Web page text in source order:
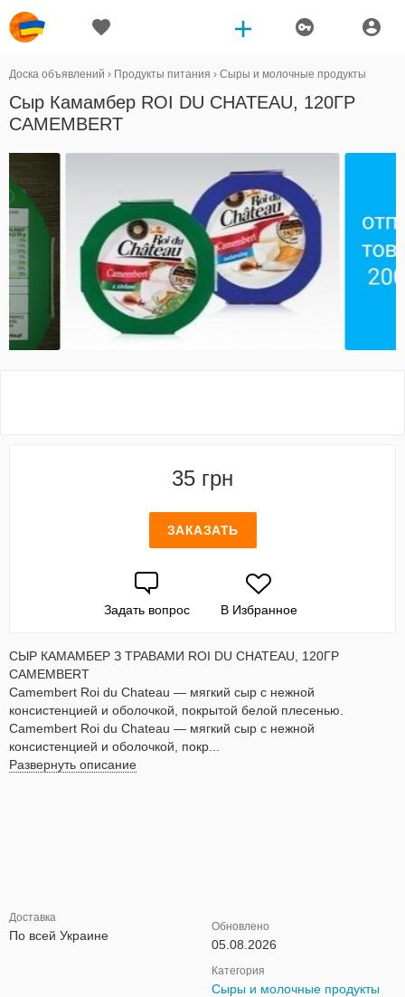
Доска объявлений › Продукты питания › Сыры и молочные продукты
Сыр Камамбер ROI DU CHATEAU, 120ГР
CAMEMBERT
35 грн
ЗАКАЗАТЬ
Задать вопрос В Избранное
СЫР КАМАМБЕР З ТРАВАМИ ROI DU CHATEAU, 120ГР
CAMEMBERT
Camembert Roi du Chateau — мягкий сыр с нежной
консистенцией и оболочкой, покрытой белой плесенью.
Camembert Roi du Chateau — мягкий сыр с нежной
консистенцией и оболочкой, покр...
Развернуть описание
Доставка
По всей Украине
Обновлено
05.08.2026
Категория
Сыры и молочные продукты